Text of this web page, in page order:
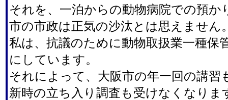
それを、一泊からの動物病院での預か
市の市政は正気の沙汰とは思えません
私は、抗議のために動物取扱業一種保
にしています。
それによって、大阪市の年一回の講習
新時の立ち入り調査も受けなくなりま